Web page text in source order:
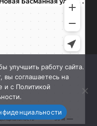
улучшить работу сайта.
вы соглашаетесь на
и с Политикой